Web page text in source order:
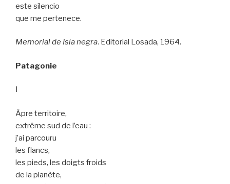
este silencio
que me pertenece.
Memorial de Isla negra. Editorial Losada, 1964.
Patagonie
Âpre territoire,
extrême sud de l’eau :
j’ai parcouru
les flancs,
les pieds, les doigts froids
de la planète,